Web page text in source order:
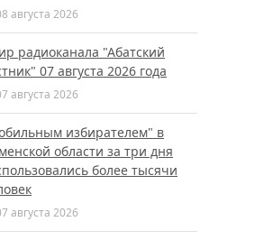
августа 2026
радиоканала "Абатский
07 августа 2026 года
августа 2026
избирателем" в
области за три дня
более тысячи
августа 2026